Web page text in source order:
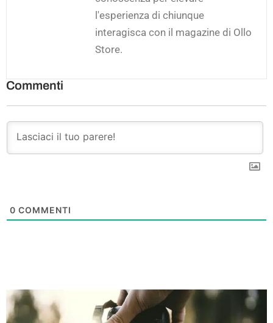
l'esperienza di chiunque
interagisca con il magazine di Ollo
Store.
Commenti
0 COMMENTI